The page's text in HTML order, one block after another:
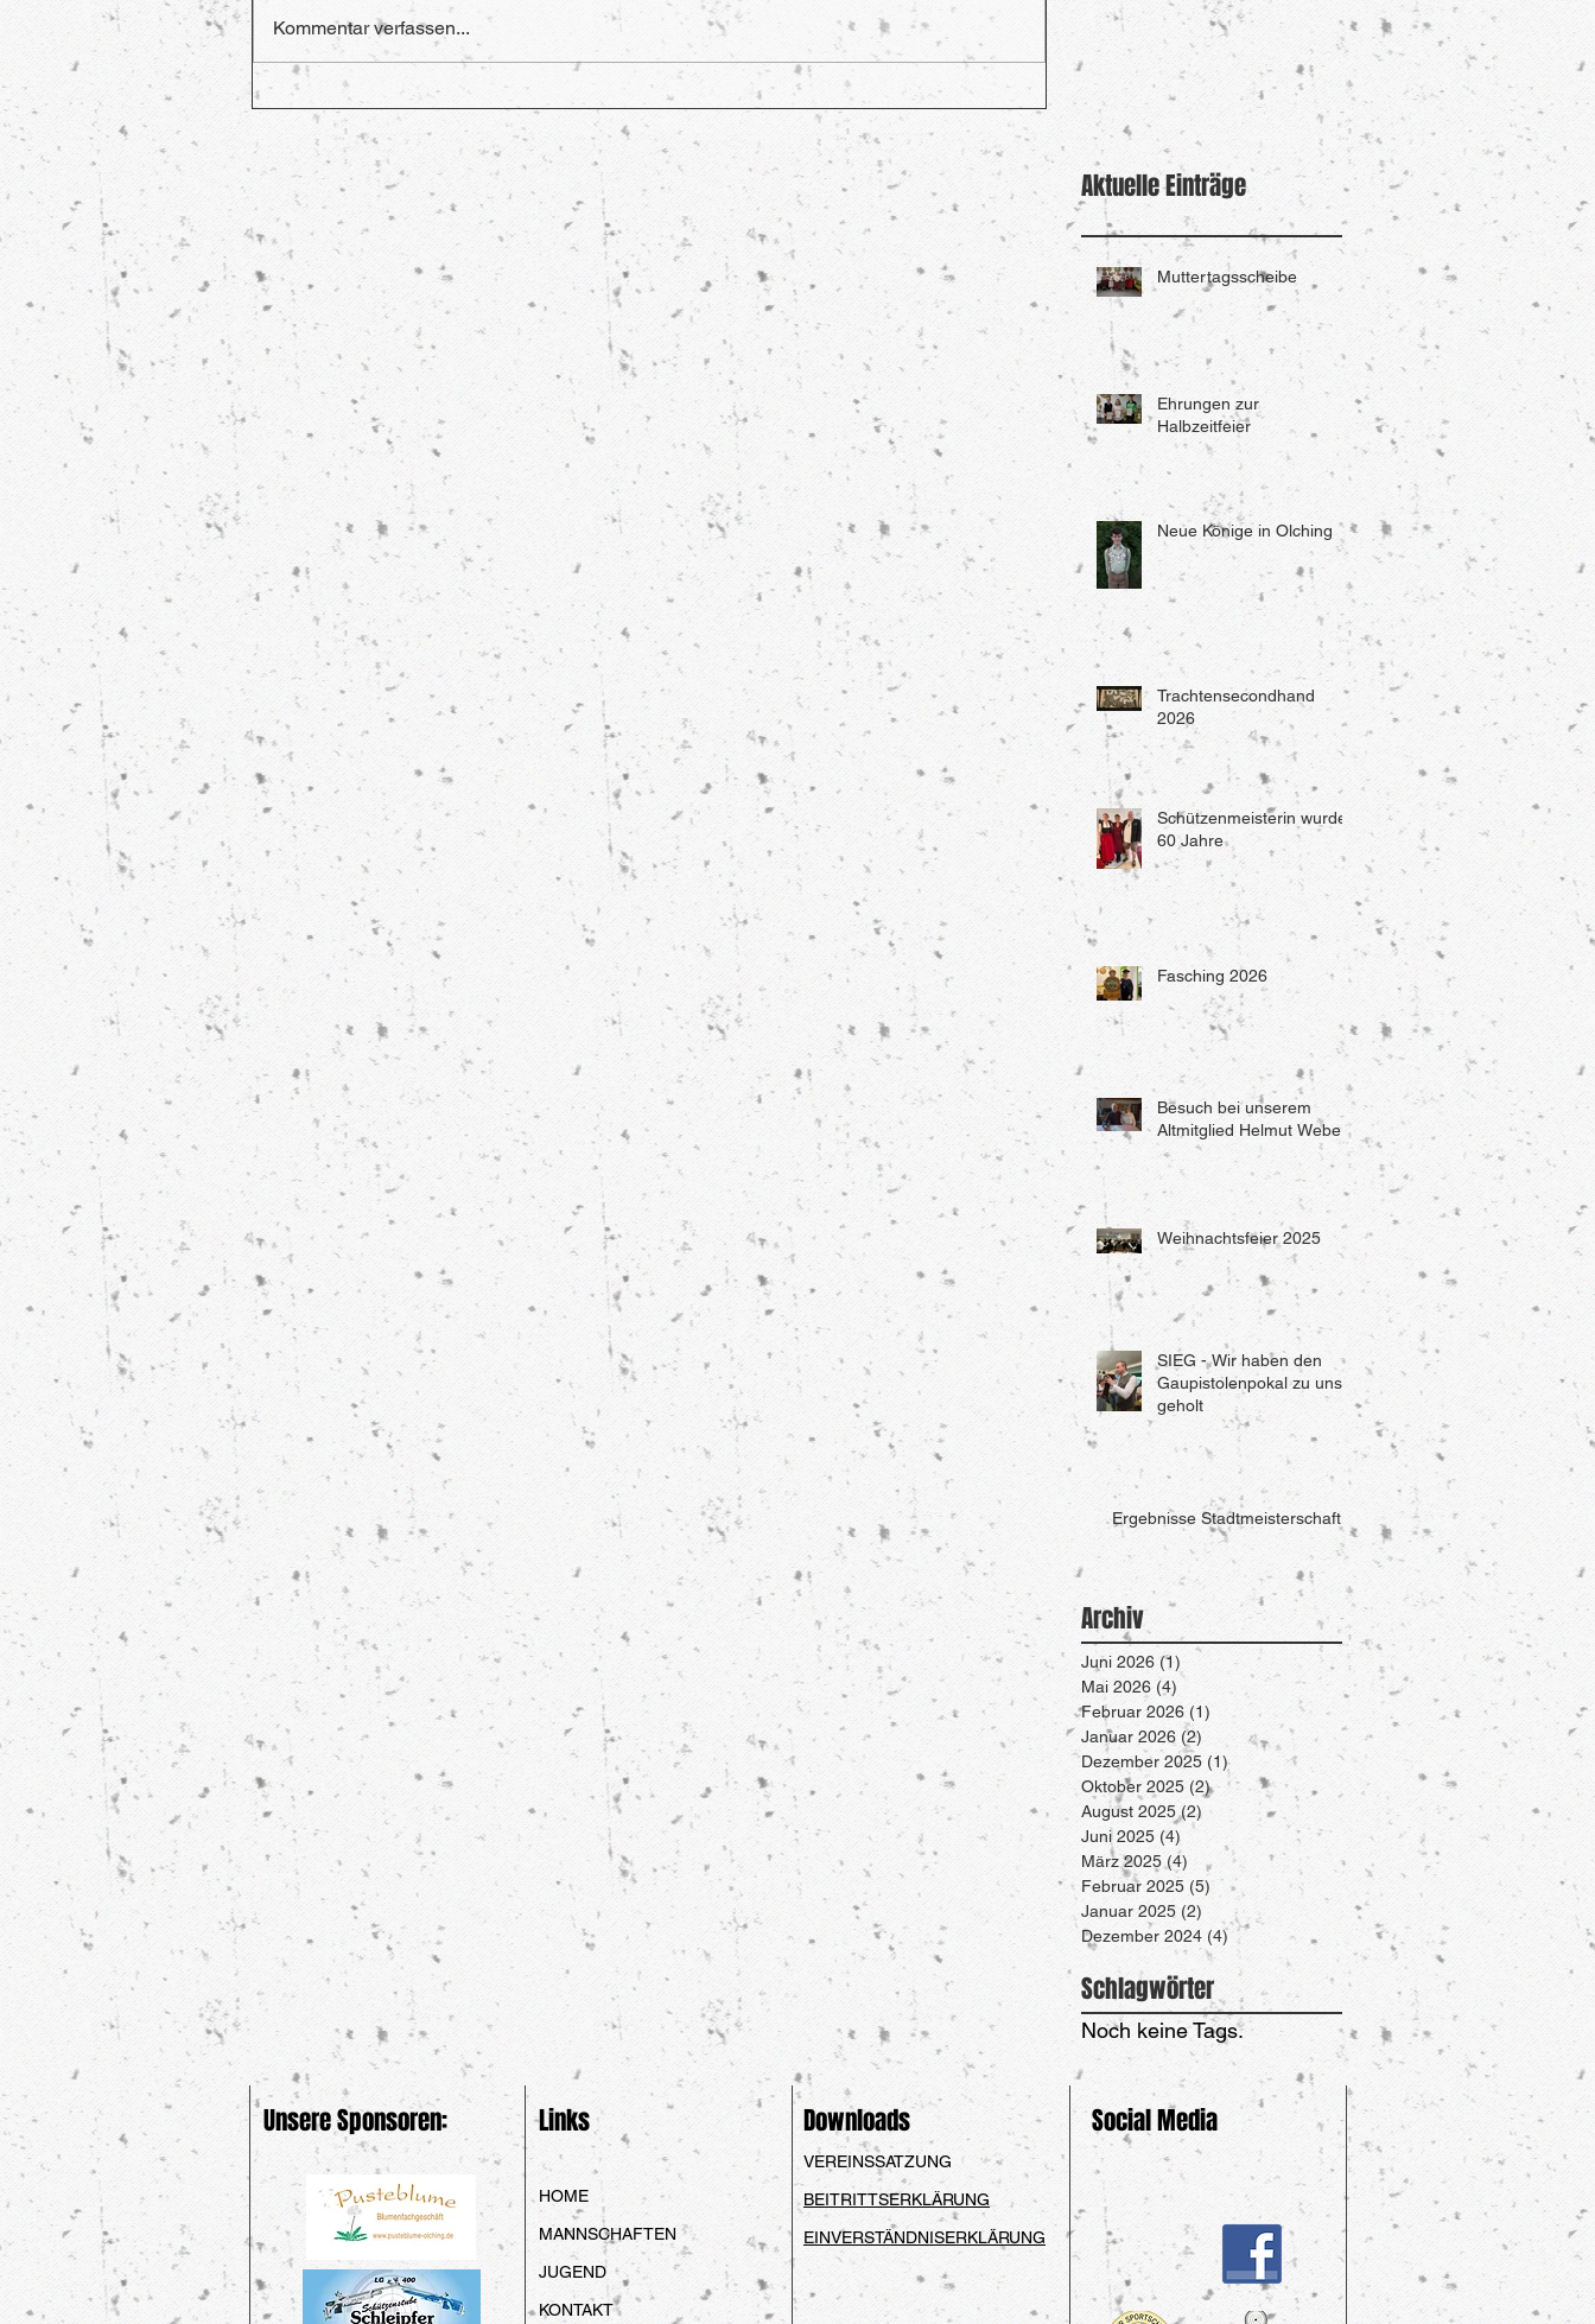
Kommentar verfassen...
Aktuelle Einträge
Muttertagsscheibe
Ehrungen zur
Halbzeitfeier
Neue Könige in Olching
Trachtensecondhand
2026
Schützenmeisterin wurde
60 Jahre
Fasching 2026
Besuch bei unserem
Altmitglied Helmut Weber
Weihnachtsfeier 2025
SIEG - Wir haben den
Gaupistolenpokal zu uns
geholt
Ergebnisse Stadtmeisterschaft
Archiv
Juni 2026 (1) 1 Beitrag
Mai 2026 (4)
Februar 2026 (1) 1 Beitrag
Januar 2026 (2) 2 Beiträge
Dezember 2025 (1)1 Beitrag
Oktober 2025 (2)2 Beiträge
August 2025 (2) 2 Beiträge
Juni 2025 (4)
März 2025 (4) 4 Beiträge
Februar 2025 (5) 5 Beiträge
Januar 2025 (2) 2 Beiträge
Dezember 2024 (4) 4 Beiträge
Schlagwörter
Noch keine Tags.
Unsere Sponsoren: Links
HOME
MANNSCHAFTEN
JUGEND
KONTAKT
Downloads
VEREINSSATZUNG
BEITRITTSERKLÄRUNG
EINVERSTÄNDNISERKLÄRUNG
Social Media